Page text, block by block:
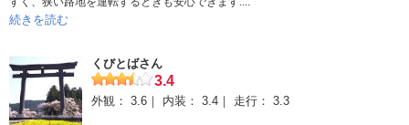
続きを読む
くびとばさん
3.4
外観： 3.6 内装： 3.4 走行： 3.3